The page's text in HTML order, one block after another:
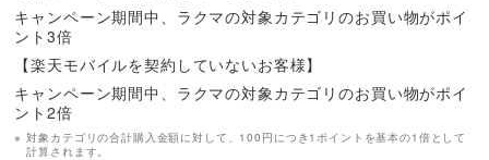
キャンペーン期間中、ラクマの対象カテゴリのお買い物がポイ
ント3倍
【楽天モバイルを契約していないお客様】
キャンペーン期間中、ラクマの対象カテゴリのお買い物がポイ
ント2倍
対象カテゴリの合計購入金額に対して、100円につき1ポイントを基本の1倍として
計算されます。